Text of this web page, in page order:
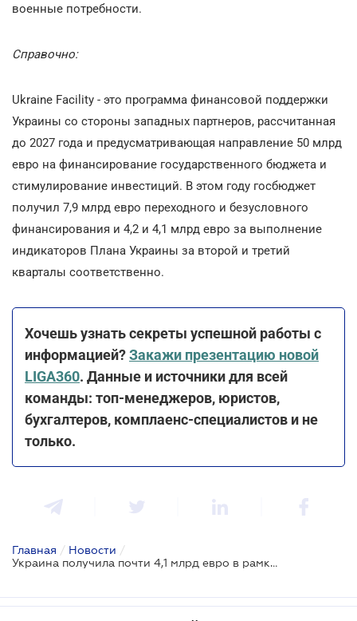
военные потребности.
Справочно:
Ukraine Facility - это программа финансовой поддержки
Украины со стороны западных партнеров, рассчитанная
до 2027 года и предусматривающая направление 50 млрд
евро на финансирование государственного бюджета и
стимулирование инвестиций. В этом году госбюджет
получил 7,9 млрд евро переходного и безусловного
финансирования и 4,2 и 4,1 млрд евро за выполнение
индикаторов Плана Украины за второй и третий
кварталы соответственно.
Хочешь узнать секреты успешной работы с
информацией?Закажи презентацию новой
LIGA360. Данные и источники для всей
команды: топ-менеджеров, юристов,
бухгалтеров, комплаенс-специалистов и не
только.
Главная / Новости /
Украина получила почти 4,1 млрд евро в рамках Ukraine Facility